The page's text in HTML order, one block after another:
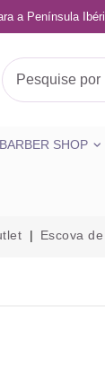
a Península
BARBER SHOP
Escova